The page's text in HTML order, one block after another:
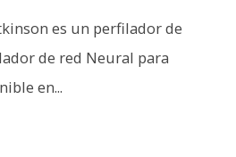
es un perfilador de
de red Neural para
en...